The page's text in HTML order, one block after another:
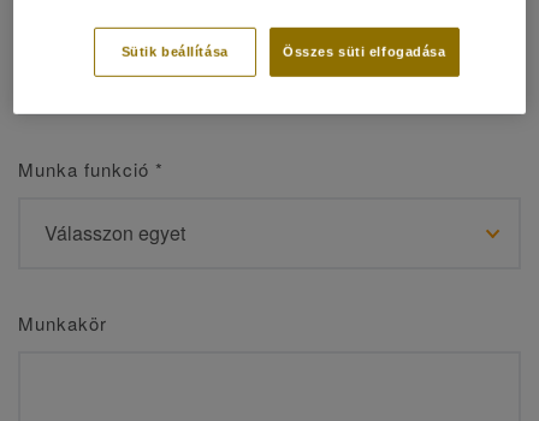
Munka funkció *
Munkakör
Összes süti elfogadása
Sütik beállítása